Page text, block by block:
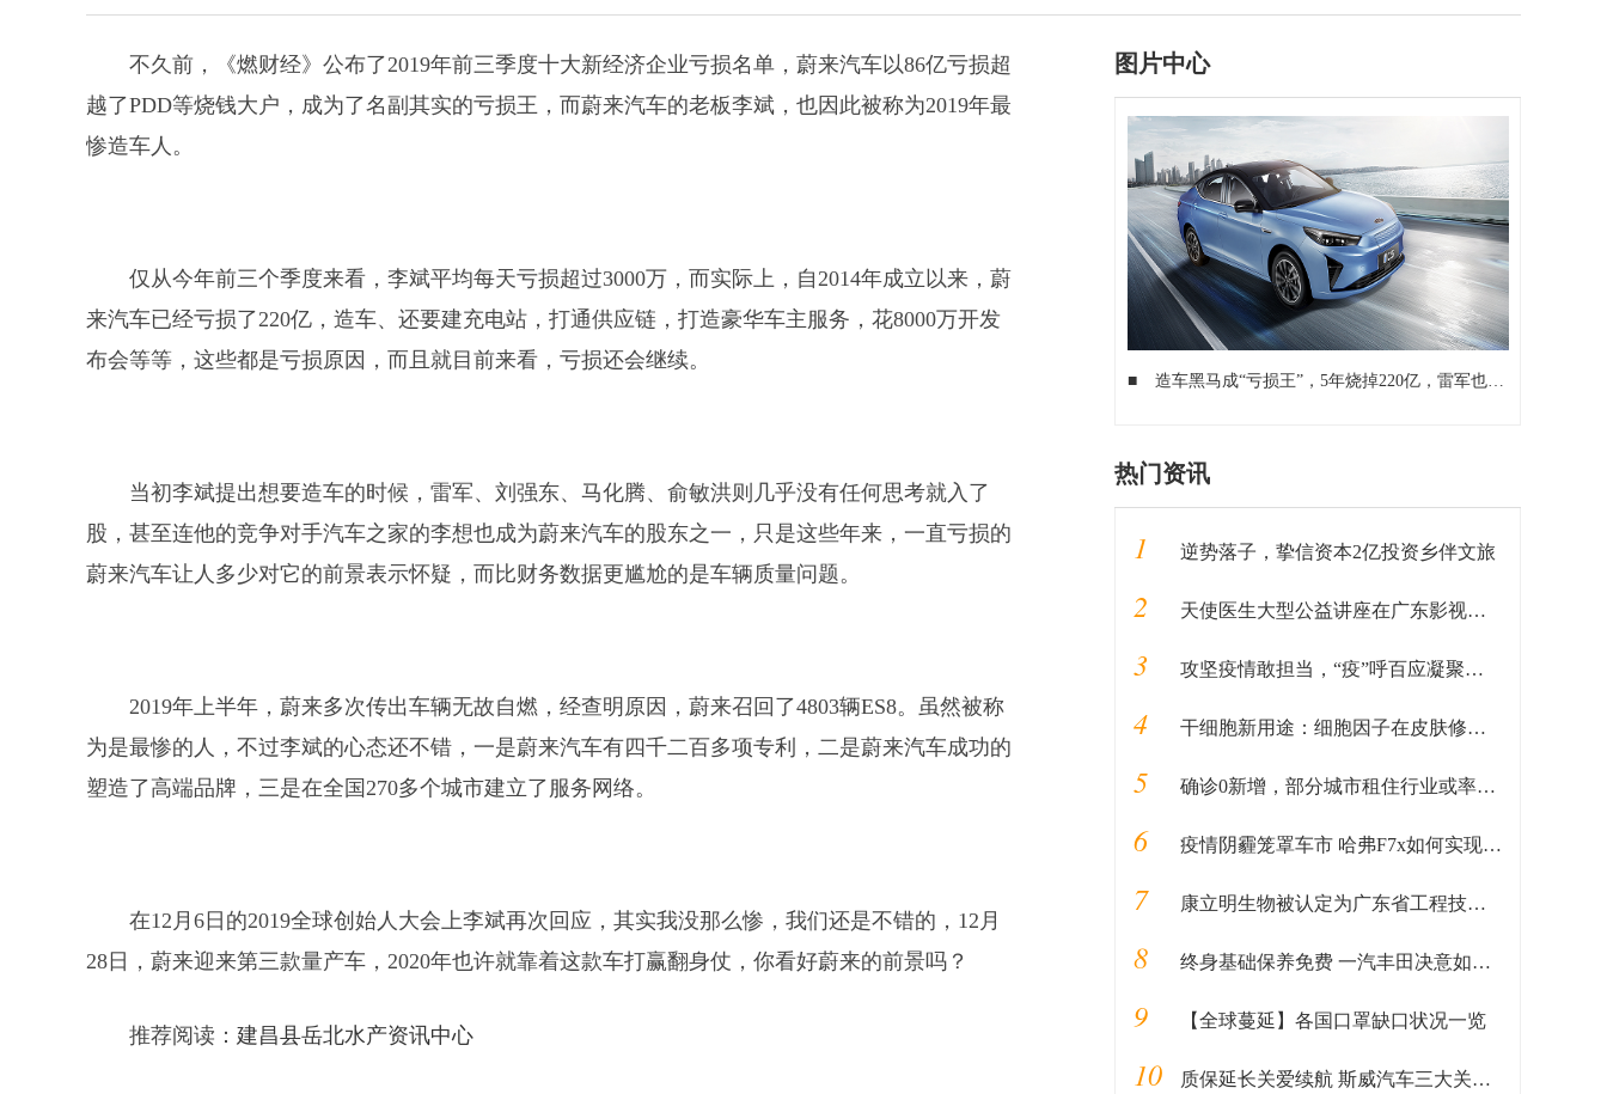
不久前，《燃财经》公布了2019年前三季度十大新经济企业亏损名单，蔚来汽车以86亿亏损超
越了PDD等烧钱大户，成为了名副其实的亏损王，而蔚来汽车的老板李斌，也因此被称为2019年最
惨造车人。
仅从今年前三个季度来看，李斌平均每天亏损超过3000万，而实际上，自2014年成立以来，蔚
来汽车已经亏损了220亿，造车、还要建充电站，打通供应链，打造豪华车主服务，花8000万开发
布会等等，这些都是亏损原因，而且就目前来看，亏损还会继续。
当初李斌提出想要造车的时候，雷军、刘强东、马化腾、俞敏洪则几乎没有任何思考就入了
股，甚至连他的竞争对手汽车之家的李想也成为蔚来汽车的股东之一，只是这些年来，一直亏损的
蔚来汽车让人多少对它的前景表示怀疑，而比财务数据更尴尬的是车辆质量问题。
2019年上半年，蔚来多次传出车辆无故自燃，经查明原因，蔚来召回了4803辆ES8。虽然被称
为是最惨的人，不过李斌的心态还不错，一是蔚来汽车有四千二百多项专利，二是蔚来汽车成功的
塑造了高端品牌，三是在全国270多个城市建立了服务网络。
在12月6日的2019全球创始人大会上李斌再次回应，其实我没那么惨，我们还是不错的，12月
28日，蔚来迎来第三款量产车，2020年也许就靠着这款车打赢翻身仗，你看好蔚来的前景吗？
推荐阅读： 建昌县岳北水产资讯中心
图片中心
■ 造车黑马成“亏损王”，5年烧掉220亿，雷军也看走眼了？
热门资讯
1 逆势落子，挚信资本2亿投资乡伴文旅
2 天使医生大型公益讲座在广东影视频道特别播出！
3 攻坚疫情敢担当，“疫”呼百应凝聚解放人
4 干细胞新用途：细胞因子在皮肤修复领域的新应用
5 确诊0新增，部分城市租住行业或率先复苏
6 疫情阴霾笼罩车市 哈弗F7x如何实现逆境突围？
7 康立明生物被认定为广东省工程技术研究中心
8 终身基础保养免费 一汽丰田决意如此为哪般？
9 【全球蔓延】各国口罩缺口状况一览
10 质保延长关爱续航 斯威汽车三大关怀服务保障车主权益